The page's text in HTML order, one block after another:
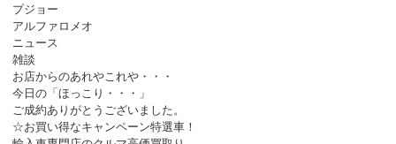
プジョー
アルファロメオ
ニュース
雑談
お店からのあれやこれや・・・
今日の「ほっこり・・・」
ご成約ありがとうございました。
☆お買い得なキャンペーン特選車！